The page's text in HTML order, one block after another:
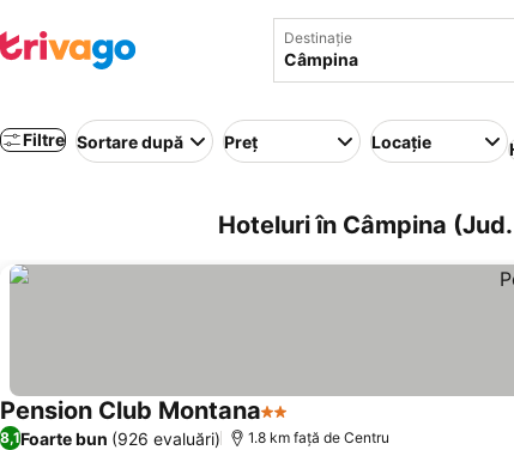
Destinație
Filtre Sortare după Preț Locație
Hoteluri în Câmpina
Pension Club Montana2 Stele
8,1Foarte bun (926 evaluări) 1.8 km faţă de Centru